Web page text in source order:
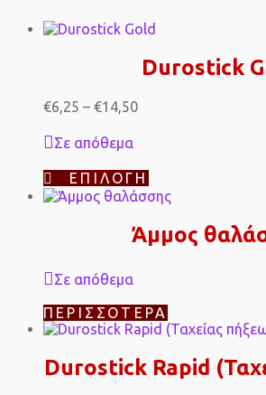
Durostick
€6,25 – €14,50Price
€14,50
Σε απόθεμα
ΕΠΙΛΟΓΉ Αυτό
το
προϊόν
πολλαπλές
μπορούν
να
επιλεγούν
σελίδα
Άμμος
Σε απόθεμα
ΠΕΡΙΣΣΌΤΕΡΑ
Durostick Rapid